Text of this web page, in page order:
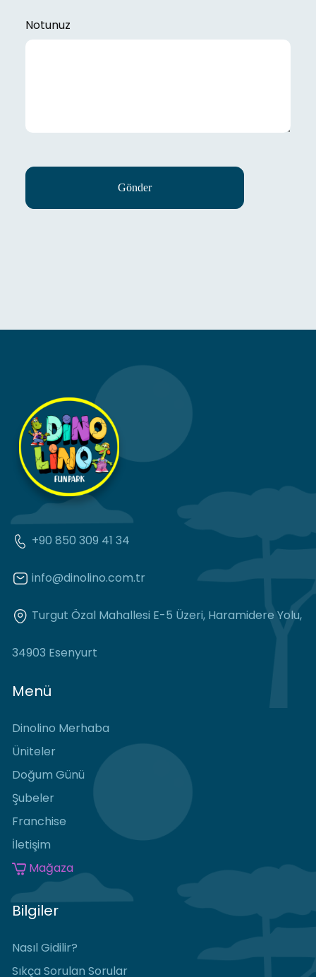
Notunuz
+90 850 309 41 34
info@dinolino.com.tr
Turgut Özal Mahallesi E-5 Üzeri, Haramidere Yolu,
34903 Esenyurt
Menü
Dinolino Merhaba
Üniteler
Doğum Günü
Şubeler
Franchise
İletişim
Mağaza
Bilgiler
Nasıl Gidilir?
Sıkça Sorulan Sorular